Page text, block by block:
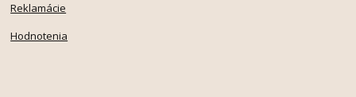
Reklamácie
Hodnotenia